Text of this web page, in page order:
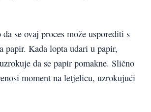
se ovaj proces može usporediti s
papir. Kada lopta udari u papir,
da se papir pomakne. Slično
moment na letjelicu, uzrokujući